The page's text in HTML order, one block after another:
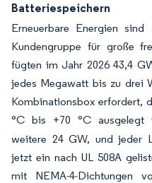
Batteriespeichern
Erneuerbare Energien
Kundengruppe für große
fügten im Jahr 2026 43,4
jedes Megawatt bis zu drei
Kombinationsbox erfordert,
°C bis +70 °C ausgelegt
weitere 24 GW, und jeder
jetzt ein nach UL 508A
mit NEMA-4-Dichtungen